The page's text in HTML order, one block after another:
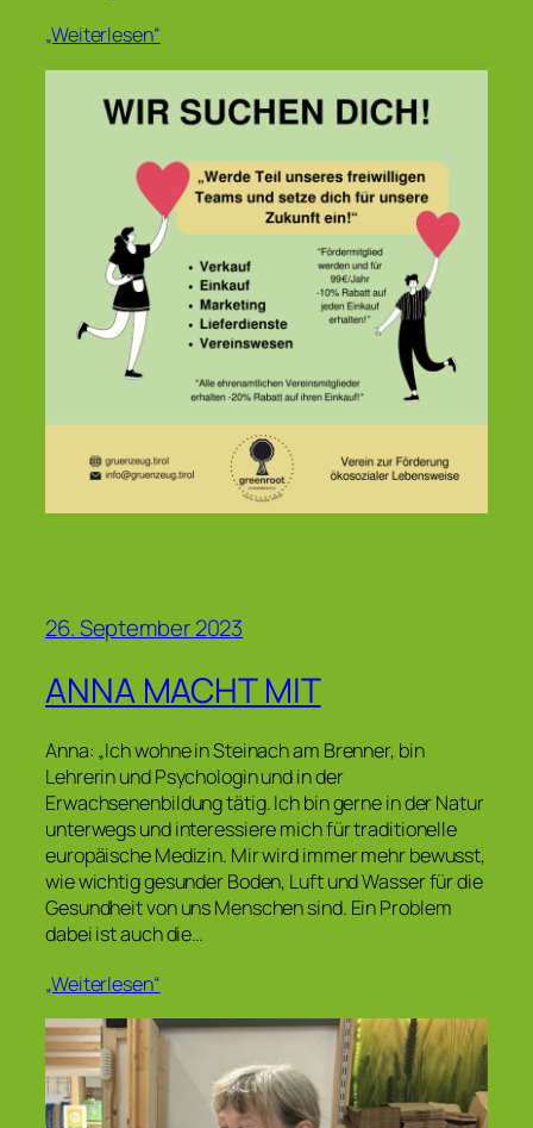
„Weiterlesen“
26. September 2023
ANNA MACHT MIT
Anna: „Ich wohne in Steinach am Brenner, bin
Lehrerin und Psychologin und in der
Erwachsenenbildung tätig. Ich bin gerne in der Natur
unterwegs und interessiere mich für traditionelle
europäische Medizin. Mir wird immer mehr bewusst,
wie wichtig gesunder Boden, Luft und Wasser für die
Gesundheit von uns Menschen sind. Ein Problem
dabei ist auch die…
„Weiterlesen“